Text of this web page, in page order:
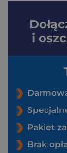
i
Pakiet
Brak